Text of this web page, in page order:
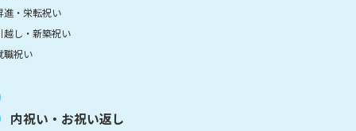
進・栄転祝い
越し・新築祝い
職祝い
内祝い・お祝い返し